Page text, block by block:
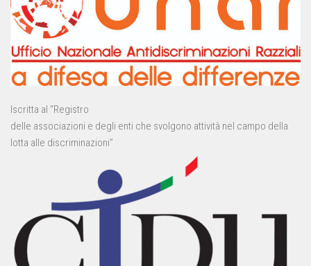
Iscritta al “Registro
delle associazioni e degli enti che svolgono attività nel campo della
lotta alle discriminazioni”